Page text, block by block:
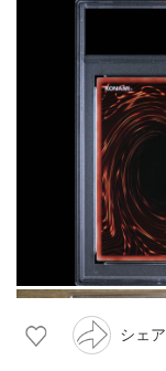
シェア